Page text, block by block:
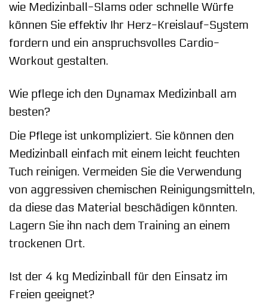
wie Medizinball-Slams oder schnelle Würfe
können Sie effektiv Ihr Herz-Kreislauf-System
fordern und ein anspruchsvolles Cardio-
Workout gestalten.
Wie pflege ich den Dynamax Medizinball am
besten?
Die Pflege ist unkompliziert. Sie können den
Medizinball einfach mit einem leicht feuchten
Tuch reinigen. Vermeiden Sie die Verwendung
von aggressiven chemischen Reinigungsmitteln,
da diese das Material beschädigen könnten.
Lagern Sie ihn nach dem Training an einem
trockenen Ort.
Ist der 4 kg Medizinball für den Einsatz im
Freien geeignet?